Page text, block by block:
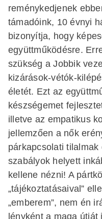
reménykedjenek
támadóink, 10 évnyi
bizonyítja, hogy
együttműködésre.
szükség a Jobbik
kizárások-vétók-
életét. Ezt az
készségemet
illetve az empatikus
jellemzően a nők
párkapcsolati
szabályok helyett
kellene nézni! A
„tájékoztatásaival”
„emberem”, nem én
lényként a maga útját